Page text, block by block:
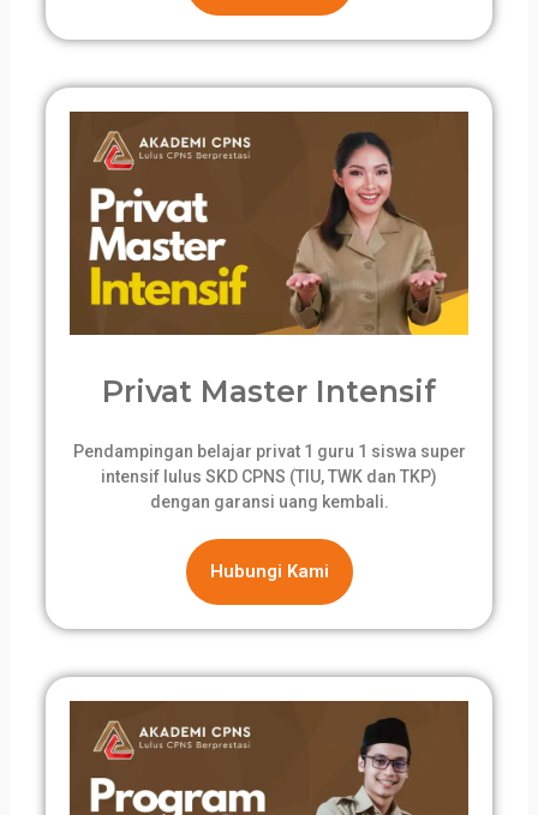
Privat Master Intensif
Pendampingan belajar privat 1 guru 1 siswa super
intensif lulus SKD CPNS (TIU, TWK dan TKP)
dengan garansi uang kembali.
Hubungi Kami